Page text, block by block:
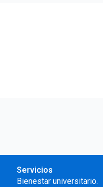
Servicios
Bienestar universitario.